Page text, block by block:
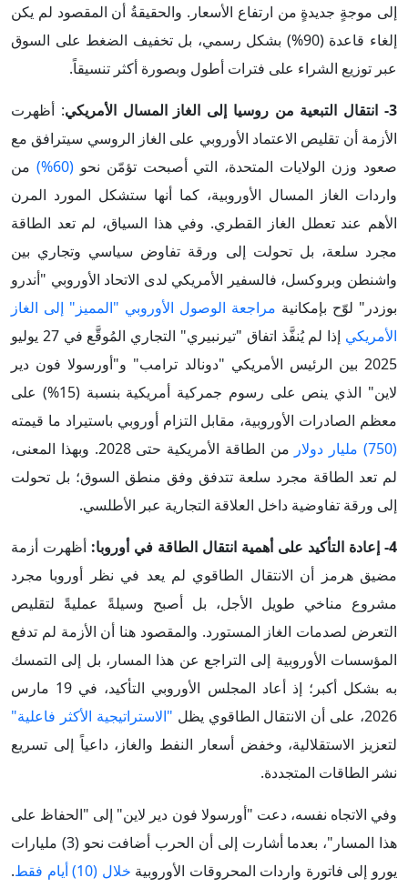
إلى موجةٍ جديدةٍ من ارتفاع الأسعار. والحقيقةُ أن المقصود لم يكن
إلغاء قاعدة (90%) بشكل رسمي، بل تخفيف الضغط على السوق
عبر توزيع الشراء على فترات أطول وبصورة أكثر تنسيقاً.
3- انتقال التبعية من روسيا إلى الغاز المسال الأمريكي
: أظهرت
الأزمة أن تقليص الاعتماد الأوروبي على الغاز الروسي سيترافق مع
صعود وزن الولايات المتحدة، التي أصبحت تؤمّن نحو(60%)
من
واردات الغاز المسال الأوروبية، كما أنها ستشكل المورد المرن
الأهم عند تعطل الغاز القطري. وفي هذا السياق، لم تعد الطاقة
مجرد سلعة، بل تحولت إلى ورقة تفاوض سياسي وتجاري بين
واشنطن وبروكسل، فالسفير الأمريكي لدى الاتحاد الأوروبي "أندرو
بوزدر" لوّح بإمكانية مراجعة الوصول الأوروبي "المميز" إلى الغاز
الأمريكي
إذا لم يُنفَّذ اتفاق "تيرنبيري" التجاري المُوقَّع في 27 يوليو
2025 بين الرئيس الأمريكي "دونالد ترامب" و"أورسولا فون دير
لاين" الذي ينص على رسوم جمركية أمريكية بنسبة (15%) على
معظم الصادرات الأوروبية، مقابل التزام أوروبي باستيراد ما قيمته
(750) مليار دولار
من الطاقة الأمريكية حتى 2028. وبهذا المعنى،
لم تعد الطاقة مجرد سلعة تتدفق وفق منطق السوق؛ بل تحولت
إلى ورقة تفاوضية داخل العلاقة التجارية عبر الأطلسي.
4- إعادة التأكيد على أهمية انتقال الطاقة في أوروبا:
أظهرت أزمة
مضيق هرمز أن الانتقال الطاقوي لم يعد في نظر أوروبا مجرد
مشروع مناخي طويل الأجل، بل أصبح وسيلةً عمليةً لتقليص
التعرض لصدمات الغاز المستورد. والمقصود هنا أن الأزمة لم تدفع
المؤسسات الأوروبية إلى التراجع عن هذا المسار، بل إلى التمسك
به بشكل أكبر؛ إذ أعاد المجلس الأوروبي التأكيد، في 19 مارس
2026، على أن الانتقال الطاقوي يظل
"الاستراتيجية الأكثر فاعلية"
لتعزيز الاستقلالية، وخفض أسعار النفط والغاز، داعياً إلى تسريع
نشر الطاقات المتجددة.
وفي الاتجاه نفسه، دعت "أورسولا فون دير لاين" إلى "الحفاظ على
هذا المسار"، بعدما أشارت إلى أن الحرب أضافت نحو (3) مليارات
يورو إلى فاتورة واردات المحروقات الأوروبية خلال (10) أيام فقط
.